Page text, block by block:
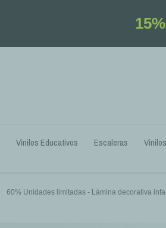
Vinilos Educativos Escaleras
60% Unidades limitadas - Lámina decorativa